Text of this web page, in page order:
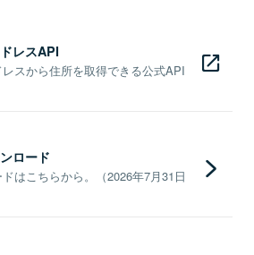
レスAPI
スから住所を取得できる公式API
ロード
はこちらから。（2026年7月31日